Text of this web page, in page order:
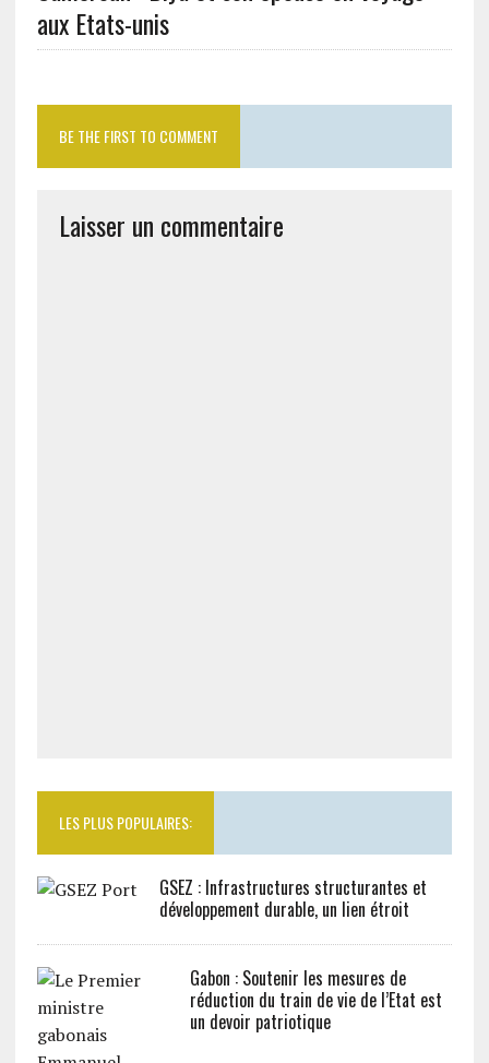
aux Etats-unis
BE THE FIRST TO COMMENT
Laisser un commentaire
LES PLUS POPULAIRES:
GSEZ : Infrastructures structurantes et
développement durable, un lien étroit
Gabon : Soutenir les mesures de
réduction du train de vie de l’Etat est
un devoir patriotique